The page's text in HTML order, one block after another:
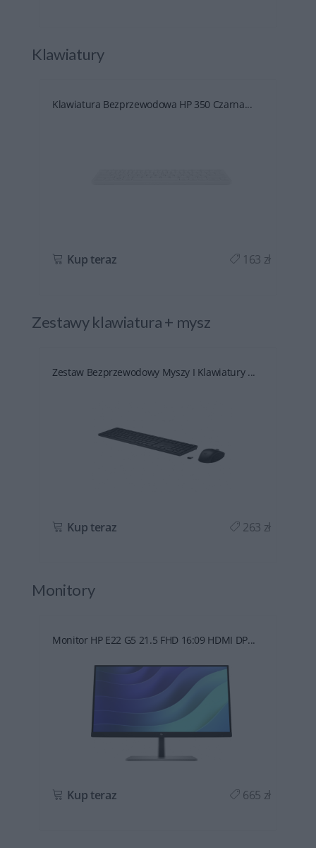
Klawiatury
Klawiatura Bezprzewodowa HP 350 Czarna...
Kup teraz 163 zł
Zestawy klawiatura + mysz
Zestaw Bezprzewodowy Myszy I Klawiatury ...
Kup teraz 263 zł
Monitory
Monitor HP E22 G5 21.5 FHD 16:09 HDMI DP...
Kup teraz 665 zł